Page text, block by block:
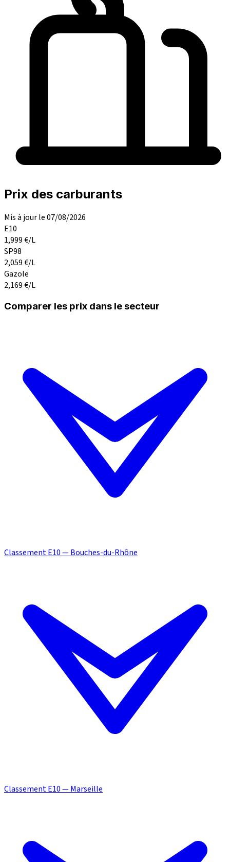
Prix des carburants
Mis à jour le 07/08/2026
E10
1,999€/L
SP98
2,059€/L
Gazole
2,169€/L
Comparer les prix dans le secteur
Classement E10 — Bouches-du-Rhône
Classement E10 — Marseille